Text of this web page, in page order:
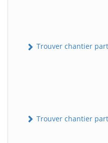
Trouver chantier
Trouver chantier